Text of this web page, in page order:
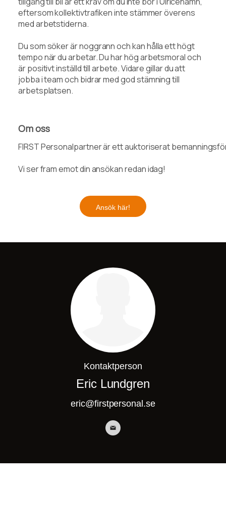
eftersom kollektivtrafiken inte stämmer överens
med arbetstiderna.
Du som söker är noggrann och kan hålla ett högt
tempo när du arbetar. Du har hög arbetsmoral och
är positivt inställd till arbete. Vidare gillar du att
jobba i team och bidrar med god stämning till
arbetsplatsen.
Om oss
FIRST Personalpartner är ett auktoriserat
Vi ser fram emot din ansökan redan idag!
Ansök här!
Kontaktperson
Eric Lundgren
eric@firstpersonal.se